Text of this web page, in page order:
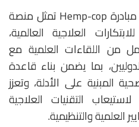
وأوضح الدكتور هشام بدر أن مبادرة Hemp-cop تمثل منصة
العلاجية العالمية،
من اللقاءات العلمية مع
بما يضمن بناء قاعدة
المبنية على الأدلة، وتعزز
التقنيات العلاجية
العلمية والتنظيمية.